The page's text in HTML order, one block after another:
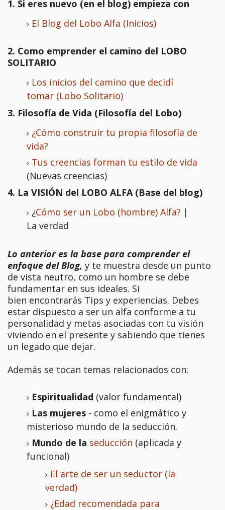
1. Si eres nuevo (en el blog) empieza con
El Blog del Lobo Alfa (Inicios)
2. Como emprender el camino del LOBO
SOLITARIO
Los inicios del camino que decidí
tomar (Lobo Solitario)
3. Filosofía de Vida (Filosofía del Lobo)
¿Cómo construir tu propia filosofía de
vida?
Tus creencias forman tu estilo de vida
(Nuevas creencias)
4. La VISIÓN del LOBO ALFA (Base del blog)
¿Cómo ser un Lobo (hombre) Alfa? |
La verdad
Lo anterior es la base para comprender el
enfoque del Blog,y te muestra desde un punto
de vista neutro, como un hombre se debe
fundamentar en sus ideales. Si
bien encontrarás Tips y experiencias. Debes
estar dispuesto a ser un alfa conforme a tu
personalidad y metas asociadas con tu visión
viviendo en el presente y sabiendo que tienes
un legado que dejar.
Además se tocan temas relacionados con:
Espiritualidad (valor fundamental)
Las mujeres- como el enigmático y
misterioso mundo de la seducción.
Mundo de la seducción (aplicada y
funcional)
El arte de ser un seductor (la
verdad)
¿Edad recomendada para